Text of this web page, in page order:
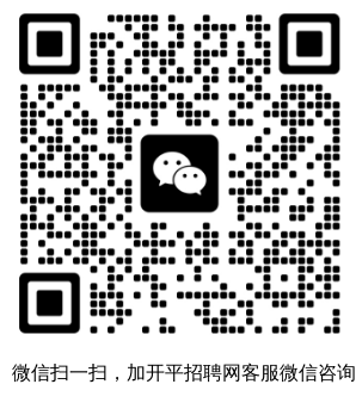
微信扫一扫，加开平招聘网客服微信咨询